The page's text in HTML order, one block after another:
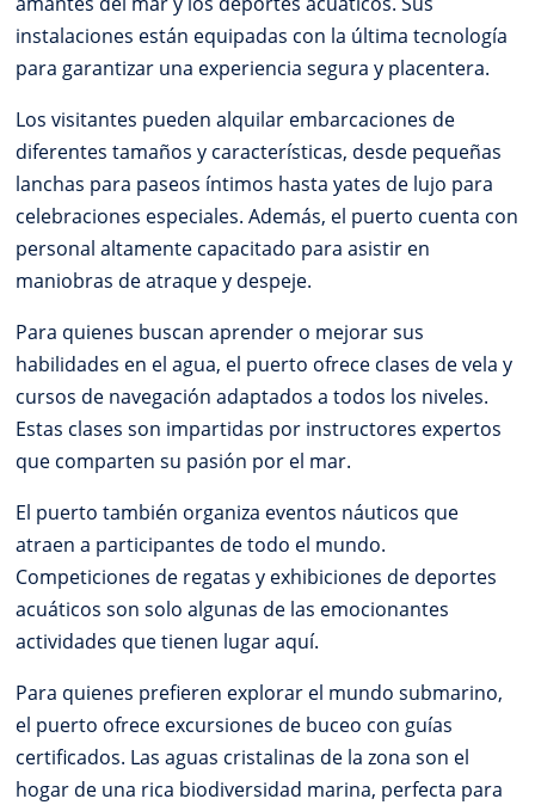
instalaciones están equipadas con la última tecnología
para garantizar una experiencia segura y placentera.
Los visitantes pueden alquilar embarcaciones de
diferentes tamaños y características, desde pequeñas
lanchas para paseos íntimos hasta yates de lujo para
celebraciones especiales. Además, el puerto cuenta con
personal altamente capacitado para asistir en
maniobras de atraque y despeje.
Para quienes buscan aprender o mejorar sus
habilidades en el agua, el puerto ofrece clases de vela y
cursos de navegación adaptados a todos los niveles.
Estas clases son impartidas por instructores expertos
que comparten su pasión por el mar.
El puerto también organiza eventos náuticos que
atraen a participantes de todo el mundo.
Competiciones de regatas y exhibiciones de deportes
acuáticos son solo algunas de las emocionantes
actividades que tienen lugar aquí.
Para quienes prefieren explorar el mundo submarino,
el puerto ofrece excursiones de buceo con guías
certificados. Las aguas cristalinas de la zona son el
hogar de una rica biodiversidad marina, perfecta para